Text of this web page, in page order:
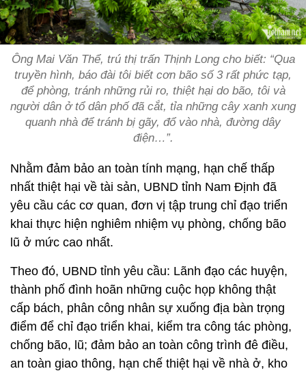
Ông Mai Văn Thể, trú thị trấn Thịnh Long cho biết: “Qua
truyền hình, báo đài tôi biết cơn bão số 3 rất phức tạp,
để phòng, tránh những rủi ro, thiệt hại do bão, tôi và
người dân ở tổ dân phố đã cắt, tỉa những cây xanh xung
quanh nhà để tránh bị gãy, đổ vào nhà, đường dây
điện…”.
Nhằm đảm bảo an toàn tính mạng, hạn chế thấp
nhất thiệt hại về tài sản, UBND tỉnh Nam Định đã
yêu cầu các cơ quan, đơn vị tập trung chỉ đạo triển
khai thực hiện nghiêm nhiệm vụ phòng, chống bão
lũ ở mức cao nhất.
Theo đó, UBND tỉnh yêu cầu: Lãnh đạo các huyện,
thành phố đình hoãn những cuộc họp không thật
cấp bách, phân công nhân sự xuống địa bàn trọng
điểm để chỉ đạo triển khai, kiểm tra công tác phòng,
chống bão, lũ; đảm bảo an toàn công trình đê điều,
an toàn giao thông, hạn chế thiệt hại về nhà ở, kho